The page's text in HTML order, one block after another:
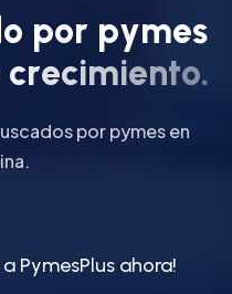
o por pymes
crecimiento.
por pymes en
PymesPlus ahora!